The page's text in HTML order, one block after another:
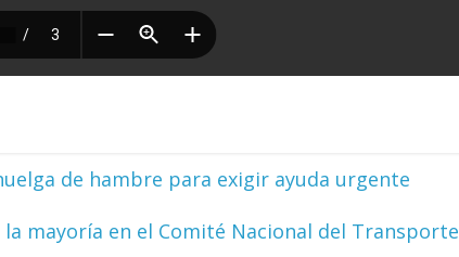
de hambre para exigir ayuda urgente
mayoría en el Comité Nacional del Transporte